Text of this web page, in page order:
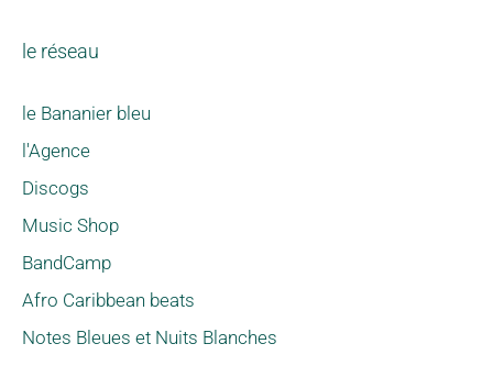
le réseau
le Bananier bleu
l'Agence
Discogs
Music Shop
BandCamp
Afro Caribbean beats
Notes Bleues et Nuits Blanches